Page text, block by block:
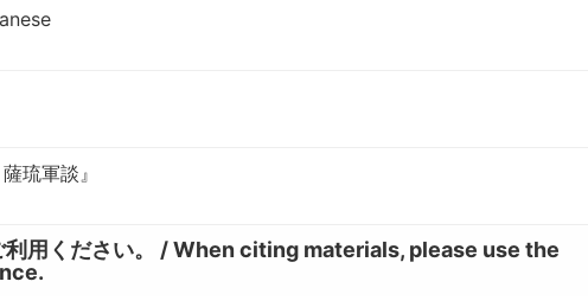
琉軍談』
利用ください。 / When citing materials, please use the